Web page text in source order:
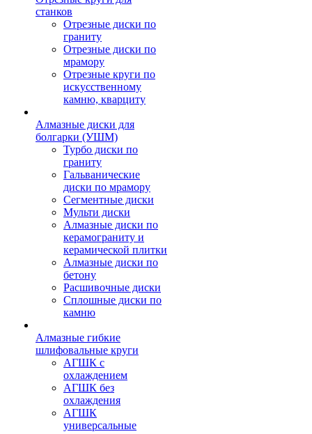
станков
Отрезные диски по
граниту
Отрезные диски по
мрамору
Отрезные круги по
искусственному
камню, кварциту
Алмазные диски для
болгарки (УШМ)
Турбо диски по
граниту
Гальванические
диски по мрамору
Сегментные диски
Мульти диски
Алмазные диски по
керамограниту и
керамической плитки
Алмазные диски по
бетону
Расшивочные диски
Сплошные диски по
камню
Алмазные гибкие
шлифовальные круги
АГШК с
охлаждением
АГШК без
охлаждения
АГШК
универсальные